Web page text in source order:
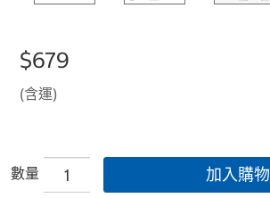
$679
(含運)
數量 加入購